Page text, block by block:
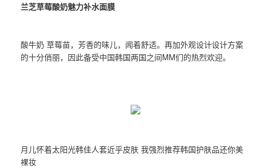
兰芝草莓酸奶魅力补水面膜
酸牛奶 草莓苗，芳香的味儿，闻着舒适。再加外观设计设计方案
的十分俏丽，因此备受中国韩国两国之间MM们的热烈欢迎。
月儿怀着太阳光韩佳人套近乎皮肤 我强烈推荐韩国护肤品还你美
裸妆